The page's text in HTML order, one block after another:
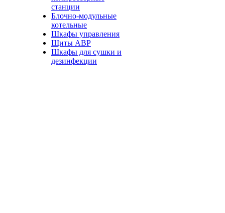
станции
Блочно-модульные
котельные
Шкафы управления
Щиты АВР
Шкафы для сушки и
дезинфекции